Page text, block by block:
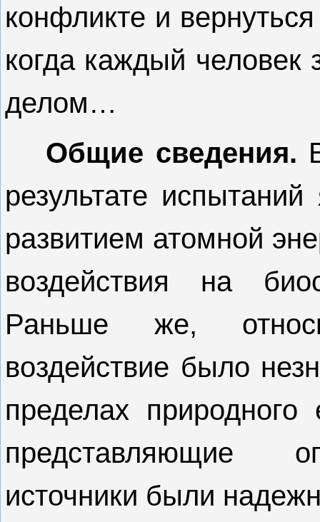
конфликте и
когда каждый
делом…
Общие сведения.
результате
развитием атомной
воздействия на
Раньше же,
воздействие было
пределах
представляющие
источники были